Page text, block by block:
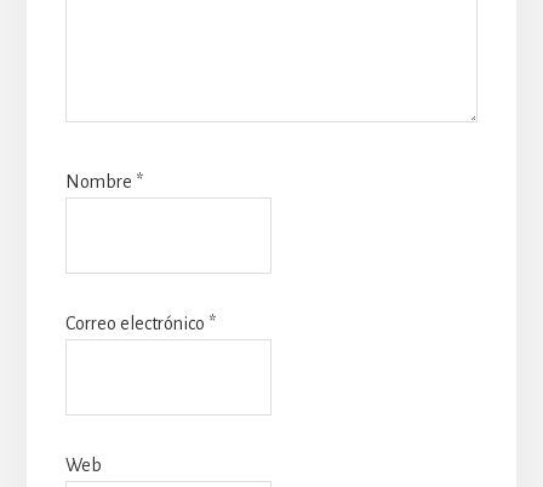
Nombre *
Correo electrónico *
Web